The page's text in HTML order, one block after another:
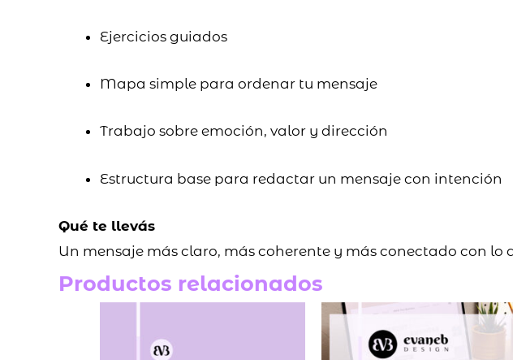
Ejercicios guiados
Mapa simple para ordenar tu mensaje
Trabajo sobre emoción, valor y dirección
Estructura base para redactar un mensaje con intención
Qué te llevás
Un mensaje más claro, más coherente y más conectado con lo
Productos relacionados